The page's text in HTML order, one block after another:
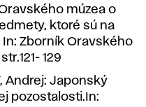
múzea o
ktoré sú na
Zborník Oravského
129
Japonský
pozostalosti.In: